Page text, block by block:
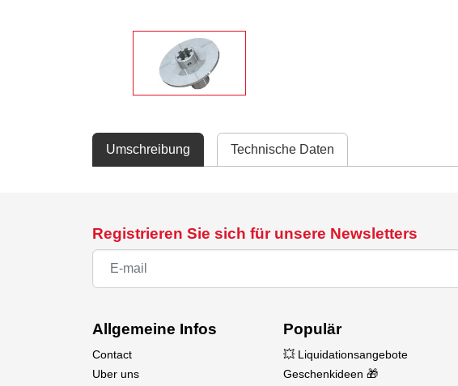
Umschreibung Technische Daten
Registrieren Sie sich für unsere Newsletters
Allgemeine Infos
Contact
Uber uns
Populär
💥 Liquidationsangebote
Geschenkideen 🎁